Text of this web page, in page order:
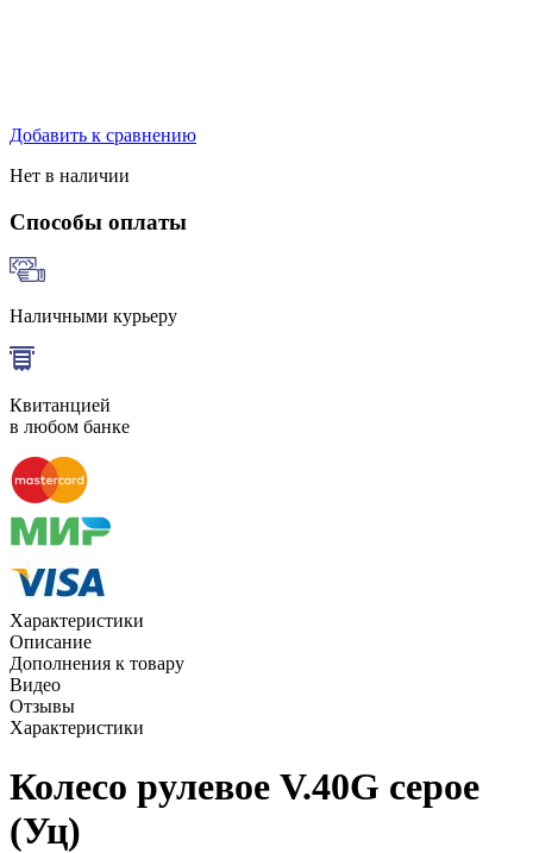
Добавить к сравнению
Нет в наличии
Способы оплаты
Наличными курьеру
Квитанцией
в любом банке
Характеристики
Описание
Дополнения к товару
Видео
Отзывы
Характеристики
Колесо рулевое V.40G серое
(Уц)